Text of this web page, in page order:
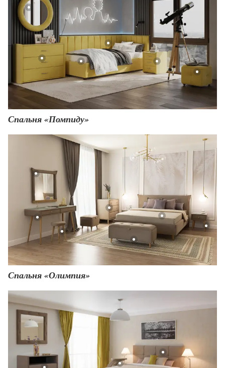
Спальня «Помпиду»
Спальня «Олимпия»